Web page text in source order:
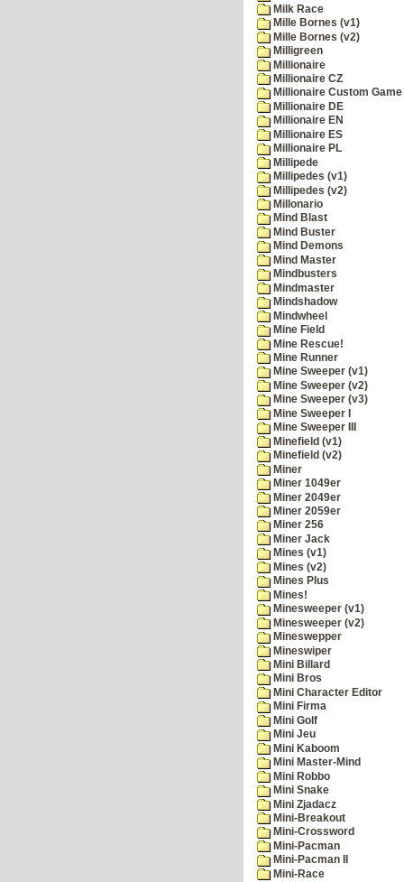
Milk Race
Mille Bornes (v1)
Mille Bornes (v2)
Milligreen
Millionaire
Millionaire CZ
Millionaire Custom
Millionaire DE
Millionaire EN
Millionaire ES
Millionaire PL
Millipede
Millipedes (v1)
Millipedes (v2)
Millonario
Mind Blast
Mind Buster
Mind Demons
Mind Master
Mindbusters
Mindmaster
Mindshadow
Mindwheel
Mine Field
Mine Rescue!
Mine Runner
Mine Sweeper (v1)
Mine Sweeper (v2)
Mine Sweeper (v3)
Mine Sweeper I
Mine Sweeper III
Minefield (v1)
Minefield (v2)
Miner
Miner 1049er
Miner 2049er
Miner 2059er
Miner 256
Miner Jack
Mines (v1)
Mines (v2)
Mines Plus
Mines!
Minesweeper (v1)
Minesweeper (v2)
Mineswepper
Mineswiper
Mini Billard
Mini Bros
Mini Character Editor
Mini Firma
Mini Golf
Mini Jeu
Mini Kaboom
Mini Master-Mind
Mini Robbo
Mini Snake
Mini Zjadacz
Mini-Breakout
Mini-Crossword
Mini-Pacman
Mini-Pacman II
Mini-Race